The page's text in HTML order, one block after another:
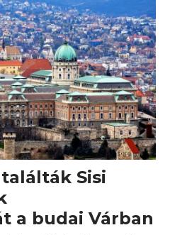
Sisi
a budai Várban